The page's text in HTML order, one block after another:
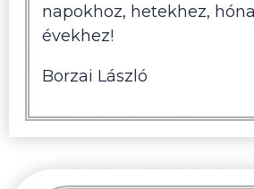
napokhoz, hetekhez,
évekhez!
Borzai László